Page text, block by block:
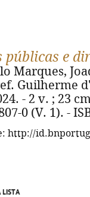
públicas e
Marques,
Guilherme
- 2 v. ; 23
0 (V. 1). -
http://
LISTA